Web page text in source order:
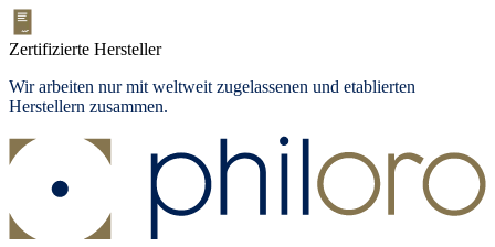
Zertifizierte Hersteller
Wir arbeiten nur mit weltweit zugelassenen und etablierten
Herstellern zusammen.